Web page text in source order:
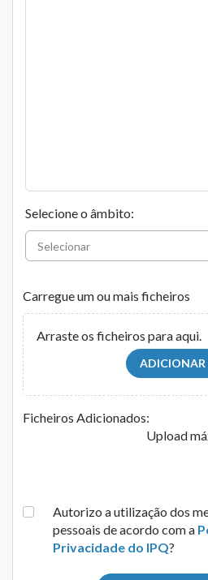
Selecione o âmbito:
Carregue um ou mais ficheiros
Arraste os ficheiros para aqui.
ADICIONAR
Ficheiros Adicionados:
Upload
Autorizo a utilização dos
pessoais de acordo com a
Privacidade do IPQ?